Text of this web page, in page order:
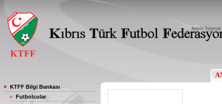
KTFF Bilgi Bankası
Futbolcular